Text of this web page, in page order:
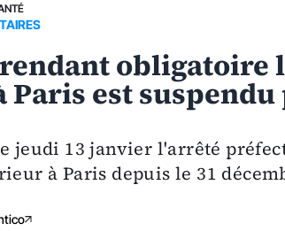
obligatoire
est suspendu
jeudi 13 janvier l'arrêté
à Paris depuis le 31